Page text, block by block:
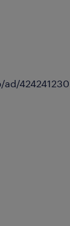
424241230